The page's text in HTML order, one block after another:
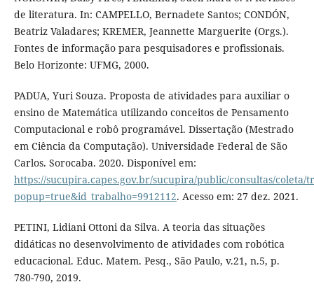
de literatura. In: CAMPELLO, Bernadete Santos; CONDÓN,
Beatriz Valadares; KREMER, Jeannette Marguerite (Orgs.).
Fontes de informação para pesquisadores e profissionais.
Belo Horizonte: UFMG, 2000.
PADUA, Yuri Souza. Proposta de atividades para auxiliar o
ensino de Matemática utilizando conceitos de Pensamento
Computacional e robô programável. Dissertação (Mestrado
em Ciência da Computação). Universidade Federal de São
Carlos. Sorocaba. 2020. Disponível em:
https://sucupira.capes.gov.br/sucupira/public/consultas/coleta/
popup=true&id_trabalho=9912112. Acesso em: 27 dez. 2021.
PETINI, Lidiani Ottoni da Silva. A teoria das situações
didáticas no desenvolvimento de atividades com robótica
educacional. Educ. Matem. Pesq., São Paulo, v.21, n.5, p.
780-790, 2019.